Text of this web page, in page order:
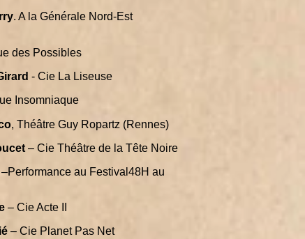
. A la Générale Nord-Est
des Possibles
- Cie La Liseuse
I nsomniaque
, Théâtre Guy Ropartz (Rennes)
– Cie Théâtre de la Tête Noire
–Performance au Festival48H au
– Cie Acte II
– Cie Planet Pas Net